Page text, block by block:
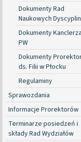
Dokumenty Rad
Naukowych Dyscyplin
Dokumenty
PW
Dokumenty
ds. Filii w Płocku
Regulaminy
Sprawozdania
Informacje Prorektorów
Terminarze posiedzeń i
składy Rad Wydziałów